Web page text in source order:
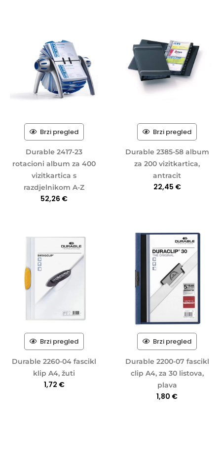
Brzi pregled
Durable 2417-23
rotacioni album za 400
vizitkartica s
razdjelnikom A-Z
52,26 €
Brzi pregled
Durable 2385-58 album
za 200 vizitkartica,
antracit
22,45 €
Brzi pregled
Durable 2260-04 fascikl
klip A4, žuti
1,72 €
Brzi pregled
Durable 2200-07 fascikl
clip A4, za 30 listova,
plava
1,80 €